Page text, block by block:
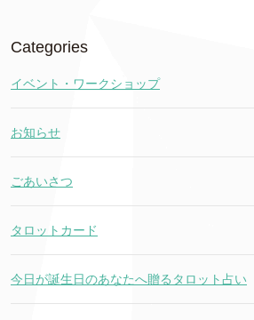
Categories
イベント・ワークショップ
お知らせ
ごあいさつ
タロットカード
今日が誕生日のあなたへ贈るタロット占い